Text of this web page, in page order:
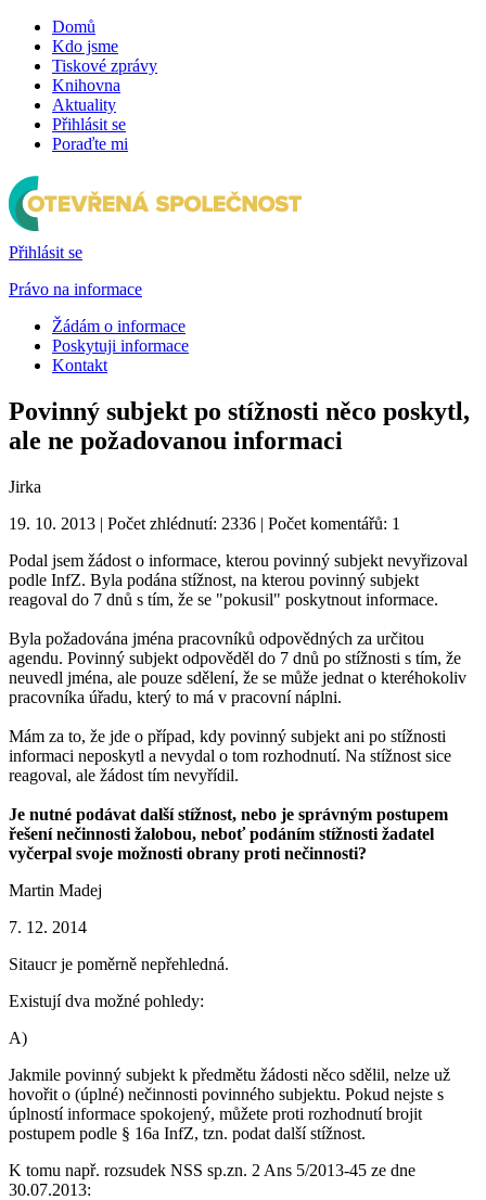
Domů
Kdo jsme
Tiskové zprávy
Knihovna
Aktuality
Přihlásit se
Poraďte mi
Přihlásit se
Právo na informace
Žádám o informace
Poskytuji informace
Kontakt
Povinný subjekt po stížnosti něco poskytl,
ale ne požadovanou informaci
Jirka
19. 10. 2013 | Počet zhlédnutí: 2336 | Počet komentářů: 1
Podal jsem žádost o informace, kterou povinný subjekt nevyřizoval
podle InfZ. Byla podána stížnost, na kterou povinný subjekt
reagoval do 7 dnů s tím, že se "pokusil" poskytnout informace.
Byla požadována jména pracovníků odpovědných za určitou
agendu. Povinný subjekt odpověděl do 7 dnů po stížnosti s tím, že
neuvedl jména, ale pouze sdělení, že se může jednat o kteréhokoliv
pracovníka úřadu, který to má v pracovní náplni.
Mám za to, že jde o případ, kdy povinný subjekt ani po stížnosti
informaci neposkytl a nevydal o tom rozhodnutí. Na stížnost sice
reagoval, ale žádost tím nevyřídil.
Je nutné podávat další stížnost, nebo je správným postupem
řešení nečinnosti žalobou, neboť podáním stížnosti žadatel
vyčerpal svoje možnosti obrany proti nečinnosti?
Martin Madej
7. 12. 2014
Sitaucr je poměrně nepřehledná.
Existují dva možné pohledy:
A)
Jakmile povinný subjekt k předmětu žádosti něco sdělil, nelze už
hovořit o (úplné) nečinnosti povinného subjektu. Pokud nejste s
úplností informace spokojený, můžete proti rozhodnutí brojit
postupem podle § 16a InfZ, tzn. podat další stížnost.
K tomu např. rozsudek NSS sp.zn. 2 Ans 5/2013-45 ze dne
30.07.2013: